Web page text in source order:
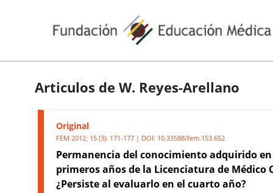
Articulos de W. Reyes-Arellano
Original
FEM 2012; 15 (3): 171-177 | DOI: 10.33588/fem.153.652
Permanencia del conocimiento adquirido en
primeros años de la Licenciatura de Médico
¿Persiste al evaluarlo en el cuarto año?